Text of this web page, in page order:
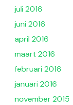
juli 2016
juni 2016
april 2016
maart 2016
februari 2016
januari 2016
november 2015